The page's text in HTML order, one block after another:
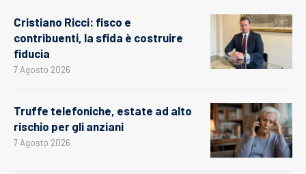
Cristiano Ricci: fisco e
contribuenti, la sfida è costruire
fiducia
7 Agosto 2026
Truffe telefoniche, estate ad alto
rischio per gli anziani
7 Agosto 2026